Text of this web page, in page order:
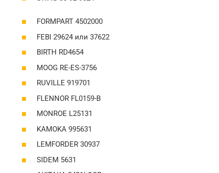
FORMPART 4502000
FEBI 29624 или 37622
BIRTH RD4654
MOOG RE-ES-3756
RUVILLE 919701
FLENNOR FL0159-B
MONROE L25131
KAMOKA 995631
LEMFORDER 30937
SIDEM 5631